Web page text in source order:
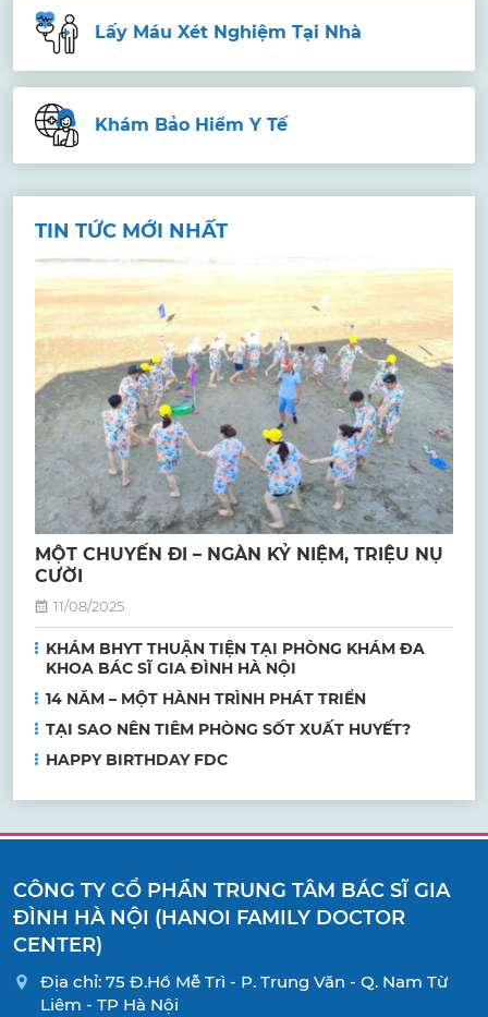
Lấy Máu Xét Nghiệm Tại Nhà
Khám Bảo Hiểm Y Tế
TIN TỨC MỚI NHẤT
MỘT CHUYẾN ĐI – NGÀN KỶ NIỆM, TRIỆU NỤ
CƯỜI
11/08/2025
KHÁM BHYT THUẬN TIỆN TẠI PHÒNG KHÁM ĐA
KHOA BÁC SĨ GIA ĐÌNH HÀ NỘI
14 NĂM – MỘT HÀNH TRÌNH PHÁT TRIỂN
TẠI SAO NÊN TIÊM PHÒNG SỐT XUẤT HUYẾT?
HAPPY BIRTHDAY FDC
CÔNG TY CỔ PHẦN TRUNG TÂM BÁC SĨ GIA
ĐÌNH HÀ NỘI (HANOI FAMILY DOCTOR
CENTER)
Địa chỉ: 75 Đ.Hồ Mễ Trì - P. Trung Văn - Q. Nam Từ
Liêm - TP Hà Nội